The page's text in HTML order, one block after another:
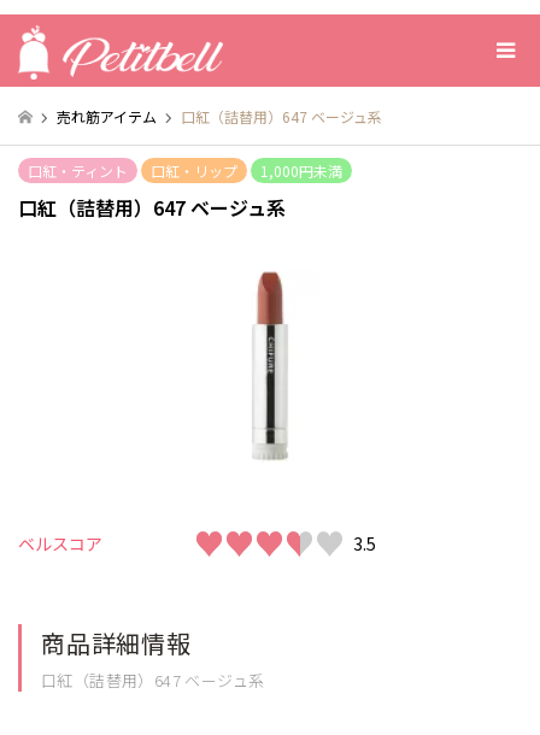
売れ筋アイテム 口紅（詰替用）647 ベージュ系
口紅・ティント 口紅・リップ 1,000円未満
口紅（詰替用）647 ベージュ系
ベルスコア ♥♥♥♥♥
♥♥♥♥♥ 3.5
商品詳細情報
口紅（詰替用）647 ベージュ系